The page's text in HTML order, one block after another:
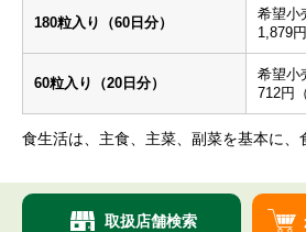
180粒入り（60日分）
希望小
1,879
60粒入り（20日分）
希望小
712円
⾷⽣活は、主⾷、主菜、副菜を基本に、
取扱店舗検索